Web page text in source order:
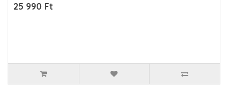
25 990 Ft